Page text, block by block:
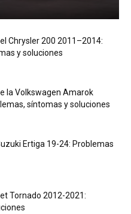
Chrysler 200 2011–2014:
y soluciones
la Volkswagen Amarok
síntomas y soluciones
Ertiga 19-24: Problemas
Tornado 2012-2021: